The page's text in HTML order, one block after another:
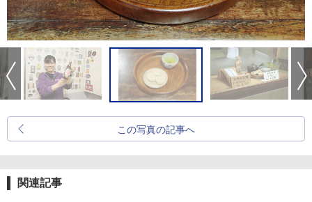
この写真の記事へ
関連記事